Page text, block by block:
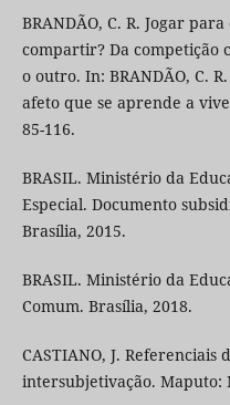
BRANDÃO, C. R. Jogar
compartir? Da competição
o outro. In: BRANDÃO, C.
afeto que se aprende a
85-116.
BRASIL. Ministério da
Especial. Documento
Brasília, 2015.
BRASIL. Ministério da
Comum. Brasília, 2018.
CASTIANO, J.
intersubjetivação. Maputo: